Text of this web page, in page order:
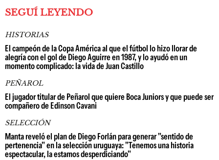
SEGUÍ LEYENDO
HISTORIAS
El campeón de la Copa América al que el fútbol lo hizo llorar de
alegría con el gol de Diego Aguirre en 1987, y lo ayudó en un
momento complicado: la vida de Juan Castillo
PEÑAROL
El jugador titular de Peñarol que quiere Boca Juniors y que puede ser
compañero de Edinson Cavani
SELECCIÓN
Manta reveló el plan de Diego Forlán para generar "sentido de
pertenencia" en la selección uruguaya: "Tenemos una historia
espectacular, la estamos desperdiciando"